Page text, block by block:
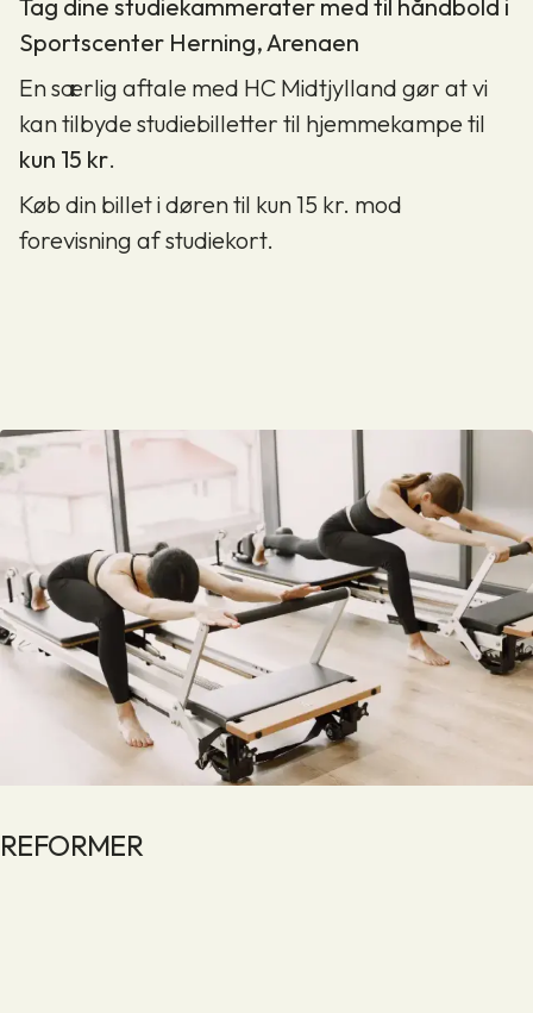
Tag dine studiekammerater med til håndbold i
Sportscenter Herning, Arenaen
En særlig aftale med HC Midtjylland gør at vi
kan tilbyde studiebilletter til hjemmekampe til
kun 15 kr.
Køb din billet i døren til kun 15 kr. mod
forevisning af studiekort.
REFORMER